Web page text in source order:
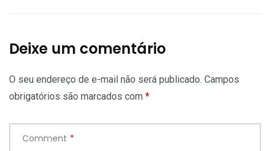
Deixe um comentário
O seu endereço de e-mail não será publicado. Campos
obrigatórios são marcados com *
Comment *